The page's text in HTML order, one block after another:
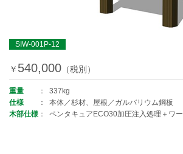
SIW-001P-12
￥ 540,000 （税別）
重量
337kg
仕様
本体／杉材、屋根／ガルバリウム鋼板
木部仕様
ペンタキュアECO30加圧注入処理＋ワ